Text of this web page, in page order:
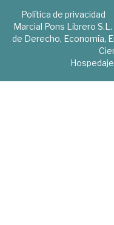
Política de privacidad
Marcial Pons Librero
de Derecho, Economía,